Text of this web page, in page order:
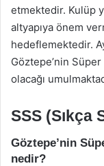
etmektedir. Kulüp
altyapıya önem
hedeflemektedir.
Göztepe’nin Süper
olacağı
SSS (Sıkça
Göztepe’nin
nedir?